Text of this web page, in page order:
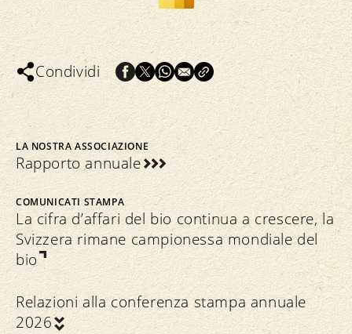
Le cifre sulle importazioni si basano sui
dati degli importatori in termini di prodotti
acquistati e quantità. Bio Suisse ignora se
questi prodotti vengano dichiarati e come
(Gemma, bio o convenzionali) al loro
arrivo sul mercato.
Condividi
LA NOSTRA ASSOCIAZIONE
Rapporto annuale
COMUNICATI STAMPA
La cifra d’affari del bio continua a crescere, la
Svizzera rimane campionessa mondiale del
bio
Relazioni alla conferenza stampa annuale
2026